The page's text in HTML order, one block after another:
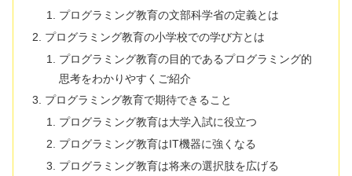
プログラミング教育の文部科学省の定義とは
プログラミング教育の小学校での学び方とは
プログラミング教育の目的であるプログラミング的
思考をわかりやすくご紹介
プログラミング教育で期待できること
プログラミング教育は大学入試に役立つ
プログラミング教育はIT機器に強くなる
プログラミング教育は将来の選択肢を広げる